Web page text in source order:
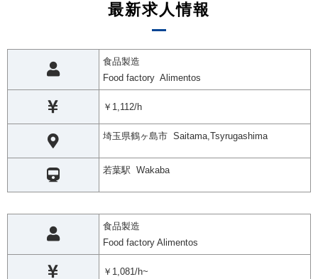
最新求人情報
食品製造
Food factory Alimentos
￥1,112/h
埼玉県鶴ヶ島市 Saitama,Tsyrugashima
若葉駅 Wakaba
食品製造
Food factory Alimentos
￥1,081/h~